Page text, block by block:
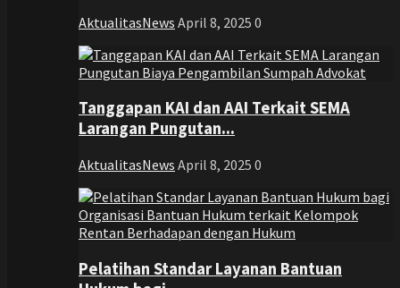
AktualitasNews April 8, 2025 0
Tanggapan KAI dan AAI Terkait SEMA
Larangan Pungutan...
AktualitasNews April 8, 2025 0
Pelatihan Standar Layanan Bantuan